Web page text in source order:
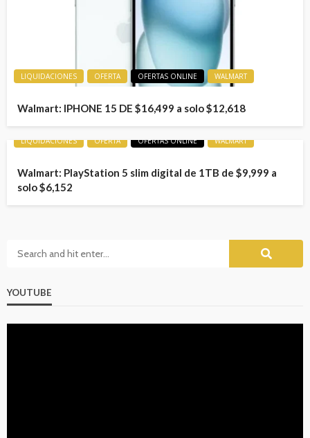
LIQUIDACIONES OFERTA OFERTAS ONLINE WALMART
Walmart: IPHONE 15 DE $16,499 a solo $12,618
LIQUIDACIONES OFERTA OFERTAS ONLINE WALMART
Walmart: PlayStation 5 slim digital de 1TB de $9,999 a
solo $6,152
YOUTUBE